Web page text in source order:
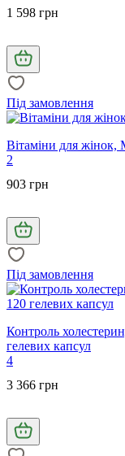
1 598 грн
Під замовлення
Вітаміни для жінок,
2
903 грн
Під замовлення
Контроль
гелевих капсул
4
3 366 грн